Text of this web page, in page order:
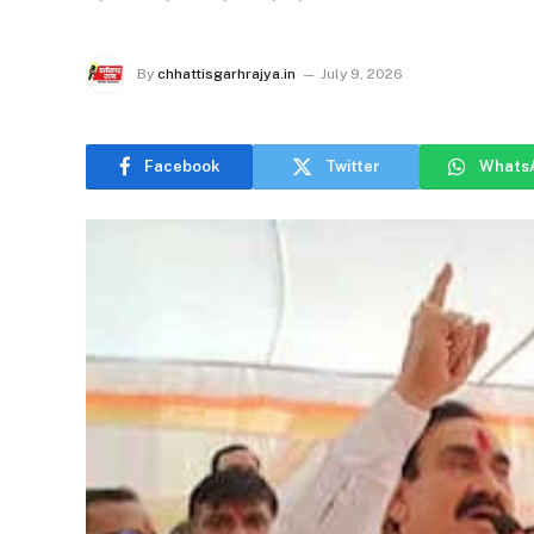
By chhattisgarhrajya.in July 9, 2026
Facebook Twitter